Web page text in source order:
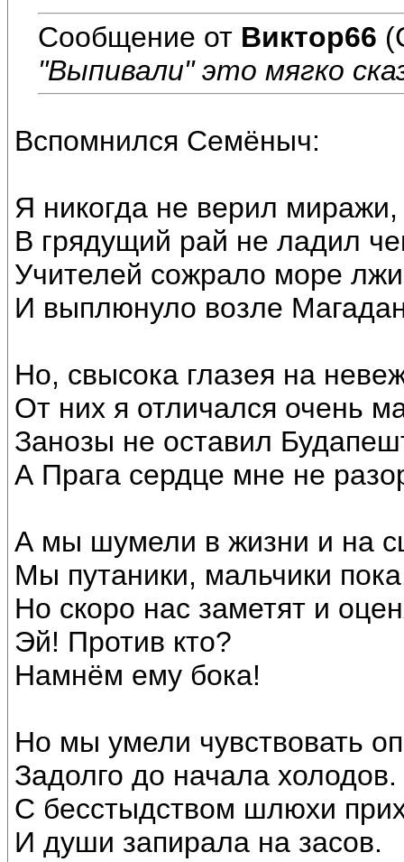
Сообщение от Виктор66
"Выпивали" это мягко
Вспомнился Семёныч:
Я никогда не верил миражи,
В грядущий рай не ладил
Учителей сожрало море лжи
И выплюнуло возле
Но, свысока глазея на
От них я отличался очень
Занозы не оставил
А Прага сердце мне не
А мы шумели в жизни и на
Мы путаники, мальчики
Но скоро нас заметят и
Эй! Против кто?
Намнём ему бока!
Но мы умели чувствовать
Задолго до начала холодов.
С бесстыдством шлюхи
И души запирала на засов.